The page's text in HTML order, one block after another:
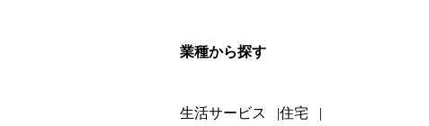
業種から探す
生活サービス 住宅